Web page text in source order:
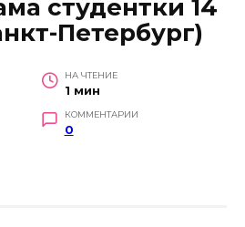
студентки 14
Петербург)
НА ЧТЕНИЕ
1 мин
КОММЕНТАРИИ
0